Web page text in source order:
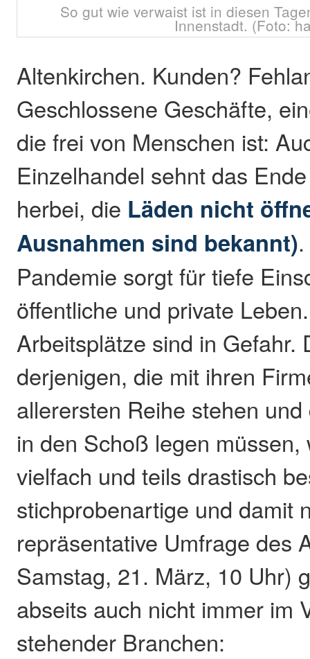
So gut wie verwaist ist in diesen
Innenstadt. (Foto:
Altenkirchen. Kunden?
Geschlossene Geschäfte,
die frei von Menschen ist:
Einzelhandel sehnt das
herbei, die Läden nicht
Ausnahmen sind bekannt)
Pandemie sorgt für tiefe
öffentliche und private
Arbeitsplätze sind in Gefahr.
derjenigen, die mit ihren
allerersten Reihe stehen
in den Schoß legen müssen,
vielfach und teils drastisch
stichprobenartige und damit
repräsentative Umfrage des
Samstag, 21. März, 10 Uhr)
abseits auch nicht immer im
stehender Branchen: